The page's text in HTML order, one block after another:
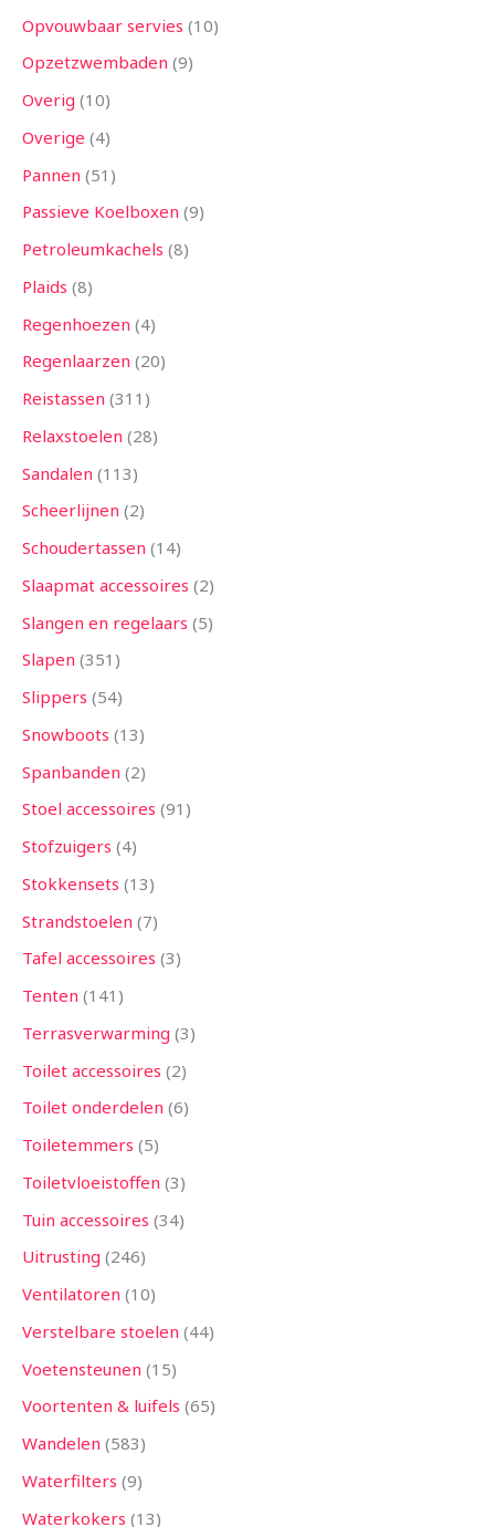
Opvouwbaar servies 10
Opzetzwembaden 9
Overig 10
Overige 4
Pannen 51
Passieve Koelboxen 9
Petroleumkachels 8
Plaids 8
Regenhoezen 4
Regenlaarzen 20
Reistassen 311
Relaxstoelen 28
Sandalen 113
Scheerlijnen 2
Schoudertassen 14
Slaapmat accessoires 2
Slangen en regelaars 5
Slapen 351
Slippers 54
Snowboots 13
Spanbanden 2
Stoel accessoires 91
Stofzuigers 4
Stokkensets 13
Strandstoelen 7
Tafel accessoires 3
Tenten 141
Terrasverwarming 3
Toilet accessoires 2
Toilet onderdelen 6
Toiletemmers 5
Toiletvloeistoffen 3
Tuin accessoires 34
Uitrusting 246
Ventilatoren 10
Verstelbare stoelen 44
Voetensteunen 15
Voortenten & luifels 65
Wandelen 583
Waterfilters 9
Waterkokers 13